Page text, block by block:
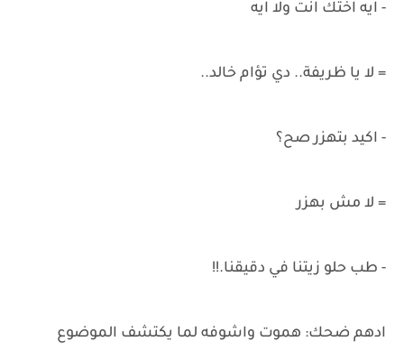
- ايه اختك انت ولا ايه
= لا يا ظريفة.. دي تؤام خالد..
- اكيد بتهزر صح؟
= لا مش بهزر
- طب حلو زيتنا في دقيقنا.!!
ادهم ضحك: هموت واشوفه لما يكتشف الموضوع